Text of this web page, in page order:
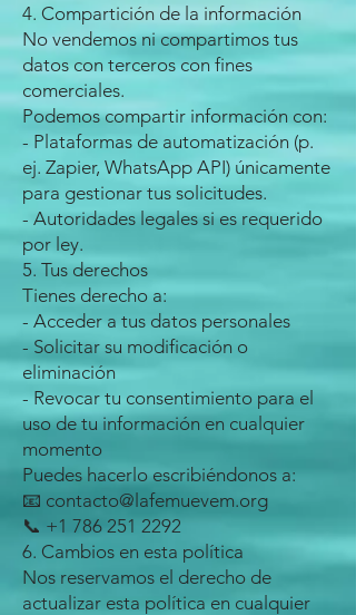
4. Compartición de la información
No vendemos ni compartimos tus
datos con terceros con fines
comerciales.
Podemos compartir información con:
- Plataformas de automatización (p.
ej. Zapier, WhatsApp API) únicamente
para gestionar tus solicitudes.
- Autoridades legales si es requerido
por ley.
5. Tus derechos
Tienes derecho a:
- Acceder a tus datos personales
- Solicitar su modificación o
eliminación
- Revocar tu consentimiento para el
uso de tu información en cualquier
momento
Puedes hacerlo escribiéndonos a:
📧 contacto@lafemuevem.org
📞 +1 786 251 2292
6. Cambios en esta política
Nos reservamos el derecho de
actualizar esta política en cualquier